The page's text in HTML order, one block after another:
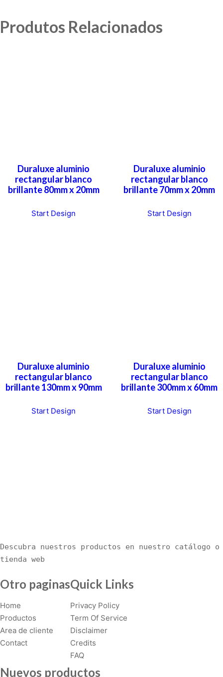
Produtos Relacionados
Duraluxe aluminio
rectangular blanco
brillante 80mm x 20mm
Start Design
Duraluxe aluminio
rectangular blanco
brillante 70mm x 20mm
Start Design
Duraluxe aluminio
rectangular blanco
brillante 130mm x 90mm
Start Design
Duraluxe aluminio
rectangular blanco
brillante 300mm x 60mm
Start Design
Descubra nuestros productos en nuestro catálogo o
tienda web
Otro paginas
Home
Productos
Area de cliente
Contact
Quick Links
Privacy Policy
Term Of Service
Disclaimer
Credits
FAQ
Nuevos productos